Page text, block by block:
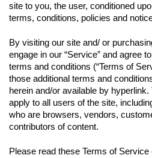
site to you, the user, conditioned
terms, conditions, policies and
By visiting our site and/ or
engage in our “Service” and agree
terms and conditions (“Terms of
those additional terms and
herein and/or available by
apply to all users of the site,
who are browsers, vendors,
contributors of content.
Please read these Terms of